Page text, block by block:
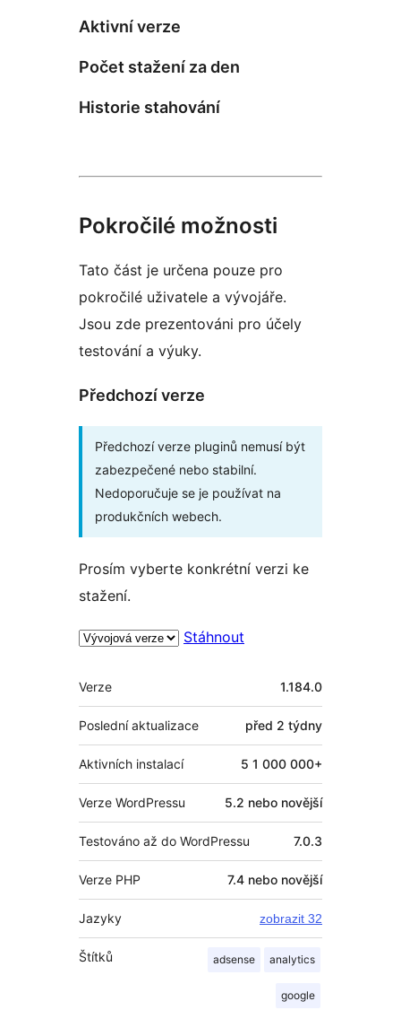
Aktivní verze
Počet stažení za den
Historie stahování
Pokročilé možnosti
Tato část je určena pouze pro
pokročilé uživatele a vývojáře.
Jsou zde prezentováni pro účely
testování a výuky.
Předchozí verze
Předchozí verze pluginů nemusí být
zabezpečené nebo stabilní.
Nedoporučuje se je používat na
produkčních webech.
Prosím vyberte konkrétní verzi ke
stažení.
Stáhnout
Meta
Verze 1.184.0
Poslední aktualizace před 2 týdny
Aktivních instalací 5 1 000 000+
Verze WordPressu 5.2 nebo novější
Testováno až do WordPressu 7.0.3
Verze PHP 7.4 nebo novější
Jazyky zobrazit 32
Štítků adsense analytics
google